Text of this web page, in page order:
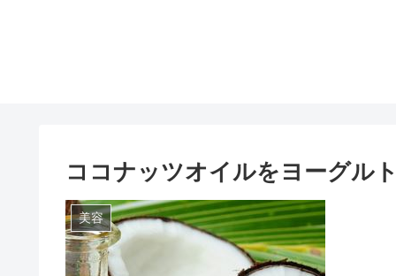
ココナッツオイルをヨーグル
美容